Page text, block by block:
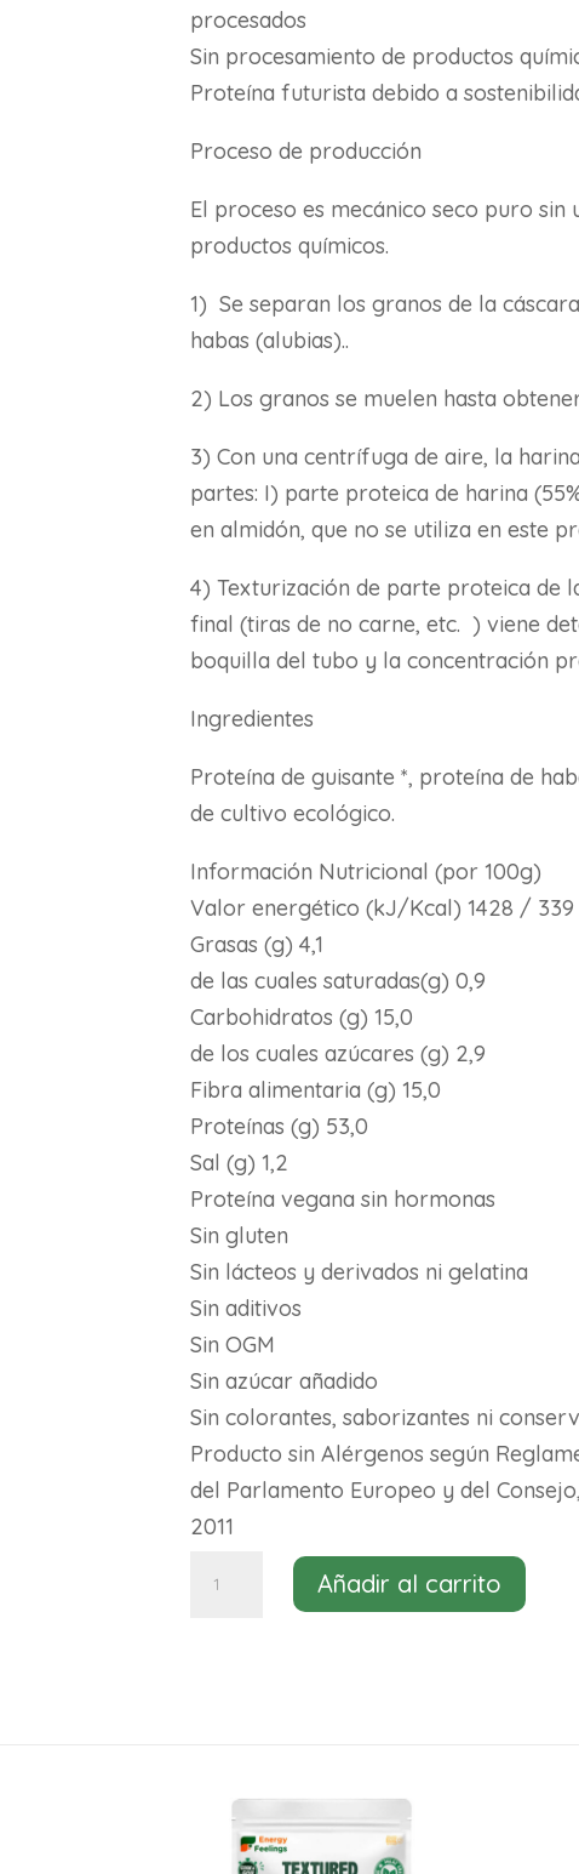
procesados
Sin procesamiento de productos
Proteína futurista debido a
Proceso de producción
El proceso es mecánico seco puro sin
productos químicos.
1) Se separan los granos de la
habas (alubias)..
2) Los granos se muelen hasta
3) Con una centrífuga de aire, la
partes: I) parte proteica de harina
en almidón, que no se utiliza en este
4) Texturización de parte proteica de
final (tiras de no carne, etc. ) viene
boquilla del tubo y la concentración
Ingredientes
Proteína de guisante *, proteína de
de cultivo ecológico.
Información Nutricional (por 100g)
Valor energético (kJ/Kcal) 1428 / 339
Grasas (g) 4,1
de las cuales saturadas(g) 0,9
Carbohidratos (g) 15,0
de los cuales azúcares (g) 2,9
Fibra alimentaria (g) 15,0
Proteínas (g) 53,0
Sal (g) 1,2
Proteína vegana sin hormonas
Sin gluten
Sin lácteos y derivados ni gelatina
Sin aditivos
Sin OGM
Sin azúcar añadido
Sin colorantes, saborizantes ni
Producto sin Alérgenos según
del Parlamento Europeo y del
2011
Energy
Feelings
Añadir al carrito